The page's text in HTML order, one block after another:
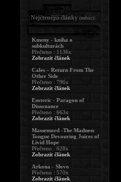
Nejčtenější články (měsíc):
Kmeny - kniha o
subkulturách
Přečteno : 1136x
Zobrazit článek
Cales – Return From The
Other Side
Přečteno : 796x
Zobrazit článek
Esoteric - Paragon of
Dissonance
Přečteno : 663x
Zobrazit článek
Massemord -The Madness
Tongue Devouring Juices of
Livid Hope
Přečteno : 628x
Zobrazit článek
Arkona - Slovo
Přečteno : 570x
Zobrazit článek